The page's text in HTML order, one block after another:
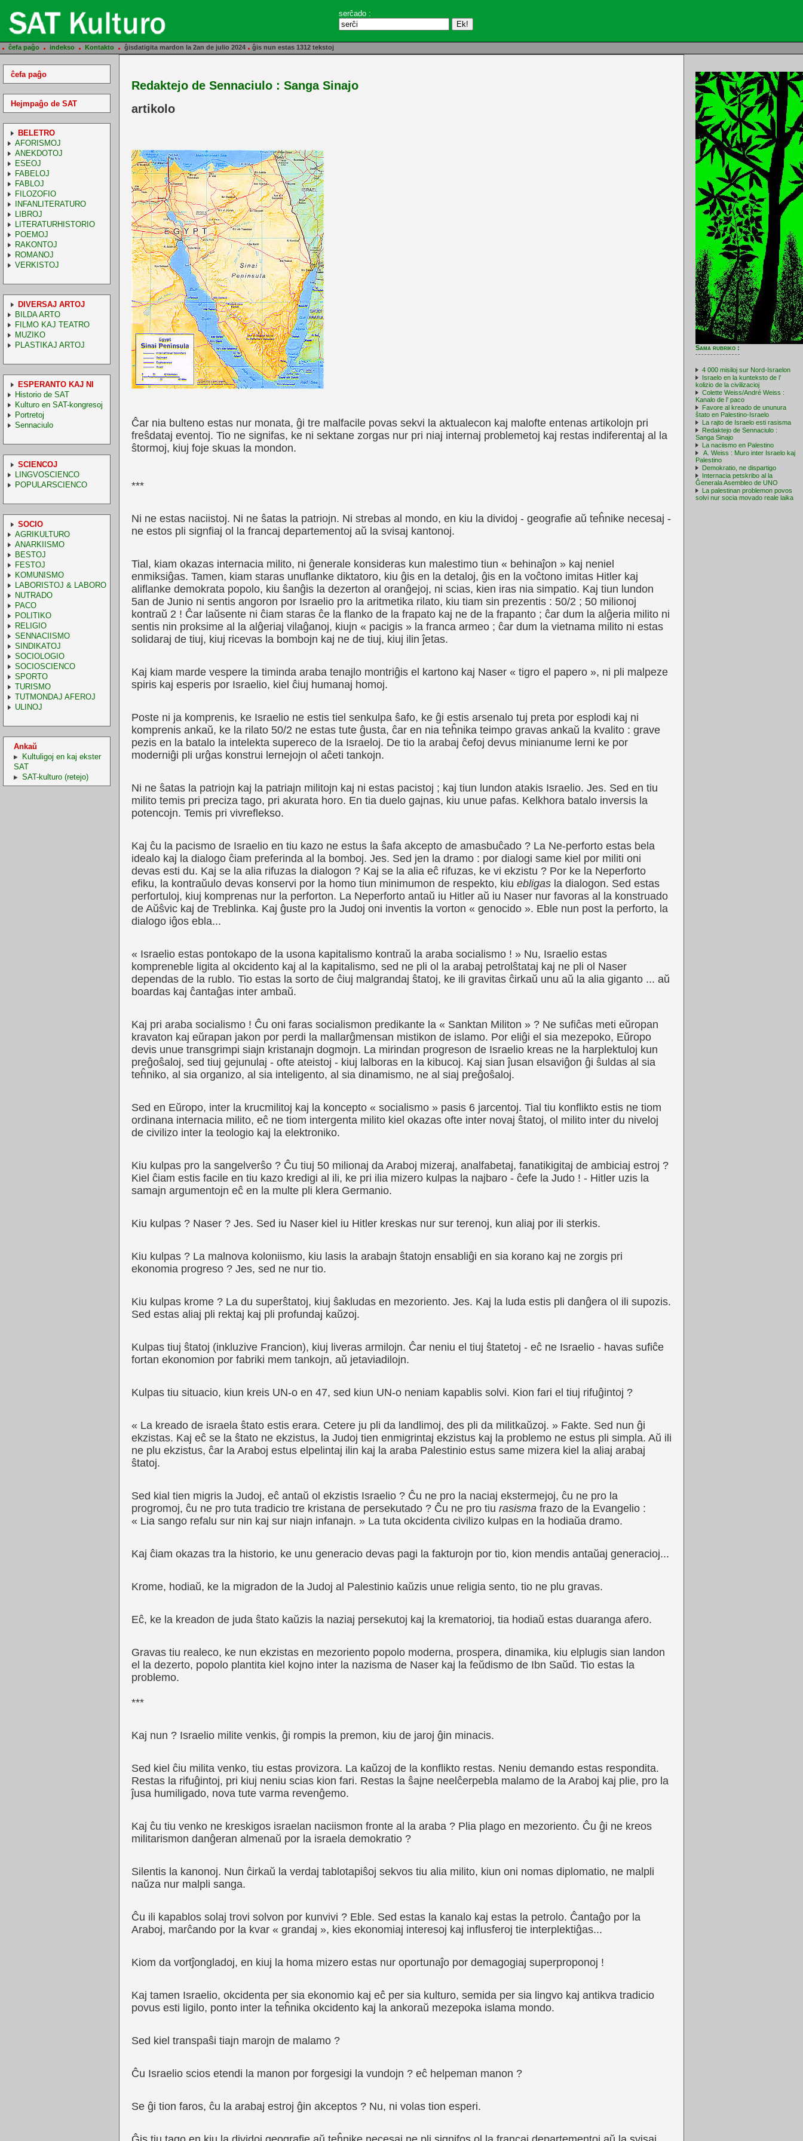
serĉado :
. ĉefa paĝo . indekso . Kontakto . ĝisdatigita mardon la 2an de julio 2024 . ĝis nun estas 1312 tekstoj
ĉefa paĝo
Hejmpaĝo de SAT
BELETRO
AFORISMOJ
ANEKDOTOJ
ESEOJ
FABELOJ
FABLOJ
FILOZOFIO
INFANLITERATURO
LIBROJ
LITERATURHISTORIO
POEMOJ
RAKONTOJ
ROMANOJ
VERKISTOJ
DIVERSAJ ARTOJ
BILDA ARTO
FILMO KAJ TEATRO
MUZIKO
PLASTIKAJ ARTOJ
ESPERANTO KAJ NI
Historio de SAT
Kulturo en SAT-kongresoj
Portretoj
Sennaciulo
SCIENCOJ
LINGVOSCIENCO
POPULARSCIENCO
SOCIO
AGRIKULTURO
ANARKIISMO
BESTOJ
FESTOJ
KOMUNISMO
LABORISTOJ & LABORO
NUTRADO
PACO
POLITIKO
RELIGIO
SENNACIISMO
SINDIKATOJ
SOCIOLOGIO
SOCIOSCIENCO
SPORTO
TURISMO
TUTMONDAJ AFEROJ
ULINOJ
Ankaŭ
Kultuligoj en kaj ekster
SAT
SAT-kulturo (retejo)
Redaktejo de Sennaciulo : Sanga Sinajo
artikolo
Ĉar nia bulteno estas nur monata, ĝi tre malfacile povas sekvi la aktualecon kaj malofte entenas artikolojn pri
freŝdataj eventoj. Tio ne signifas, ke ni sektane zorgas nur pri niaj internaj problemetoj kaj restas indiferentaj al la
ŝtormoj, kiuj foje skuas la mondon.
***
Ni ne estas naciistoj. Ni ne ŝatas la patriojn. Ni strebas al mondo, en kiu la dividoj - geografie aŭ teĥnike necesaj -
ne estos pli signfiaj ol la francaj departementoj aŭ la svisaj kantonoj.
Tial, kiam okazas internacia milito, ni ĝenerale konsideras kun malestimo tiun « behinaĵon » kaj neniel
enmiksiĝas. Tamen, kiam staras unuflanke diktatoro, kiu ĝis en la detaloj, ĝis en la voĉtono imitas Hitler kaj
aliflanke demokrata popolo, kiu ŝanĝis la dezerton al oranĝejoj, ni scias, kien iras nia simpatio. Kaj tiun lundon
5an de Junio ni sentis angoron por Israelio pro la aritmetika rilato, kiu tiam sin prezentis : 50/2 ; 50 milionoj
kontraŭ 2 ! Ĉar laŭsente ni ĉiam staras ĉe la flanko de la frapato kaj ne de la frapanto ; ĉar dum la alĝeria milito ni
sentis nin proksime al la alĝeriaj vilaĝanoj, kiujn « pacigis » la franca armeo ; ĉar dum la vietnama milito ni estas
solidaraj de tiuj, kiuj ricevas la bombojn kaj ne de tiuj, kiuj ilin ĵetas.
Kaj kiam marde vespere la timinda araba tenajlo montriĝis el kartono kaj Naser « tigro el papero », ni pli malpeze
spiris kaj esperis por Israelio, kiel ĉiuj humanaj homoj.
Poste ni ja komprenis, ke Israelio ne estis tiel senkulpa ŝafo, ke ĝi estis arsenalo tuj preta por esplodi kaj ni
komprenis ankaŭ, ke la rilato 50/2 ne estas tute ĝusta, ĉar en nia teĥnika teimpo gravas ankaŭ la kvalito : grave
pezis en la batalo la intelekta supereco de la Israeloj. De tio la arabaj ĉefoj devus minianume lerni ke por
moderniĝi pli urĝas konstrui lernejojn ol aĉeti tankojn.
Ni ne ŝatas la patriojn kaj la patriajn militojn kaj ni estas pacistoj ; kaj tiun lundon atakis Israelio. Jes. Sed en tiu
milito temis pri preciza tago, pri akurata horo. En tia duelo gajnas, kiu unue pafas. Kelkhora batalo inversis la
potencojn. Temis pri vivreflekso.
Kaj ĉu la pacismo de Israelio en tiu kazo ne estus la ŝafa akcepto de amasbuĉado ? La Ne-perforto estas bela
idealo kaj la dialogo ĉiam preferinda al la bomboj. Jes. Sed jen la dramo : por dialogi same kiel por militi oni
devas esti du. Kaj se la alia rifuzas la dialogon ? Kaj se la alia eĉ rifuzas, ke vi ekzistu ? Por ke la Neperforto
efiku, la kontraŭulo devas konservi por la homo tiun minimumon de respekto, kiu ebligas la dialogon. Sed estas
perfortuloj, kiuj komprenas nur la perforton. La Neperforto antaŭ iu Hitler aŭ iu Naser nur favoras al la konstruado
de Aŭŝvic kaj de Treblinka. Kaj ĝuste pro la Judoj oni inventis la vorton « genocido ». Eble nun post la perforto, la
dialogo iĝos ebla...
« Israelio estas pontokapo de la usona kapitalismo kontraŭ la araba socialismo ! » Nu, Israelio estas
kompreneble ligita al okcidento kaj al la kapitalismo, sed ne pli ol la arabaj petrolŝtataj kaj ne pli ol Naser
dependas de la rublo. Tio estas la sorto de ĉiuj malgrandaj ŝtatoj, ke ili gravitas ĉirkaŭ unu aŭ la alia giganto ... aŭ
boardas kaj ĉantaĝas inter ambaŭ.
Kaj pri araba socialismo ! Ĉu oni faras socialismon predikante la « Sank­tan Militon » ? Ne sufiĉas meti eŭropan
kravaton kaj eŭrapan jakon por perdi la mallarĝmensan mistikon de islamo. Por eliĝi el sia mezepoko, Eŭropo
devis unue transgrimpi siajn kristanajn dogmojn. La mirindan progreson de Israelio kreas ne la harplektuloj kun
preĝoŝaloj, sed tiuj gejunulaj - ofte ateistoj - kiuj lalboras en la kibucoj. Kaj sian ĵusan elsaviĝon ĝi ŝuldas al sia
teĥniko, al sia organizo, al sia inteligento, al sia dinamismo, ne al siaj pre­ĝoŝaloj.
Sed en Eŭropo, inter la krucmilitoj kaj la koncepto « socialismo » pasis 6 jarcentoj. Tial tiu konflikto estis ne tiom
ordinana internacia milito, eĉ ne tiom intergenta milito kiel okazas ofte inter novaj ŝtatoj, ol milito inter du niveloj
de civilizo inter la teologio kaj la elektroniko.
Kiu kulpas pro la sangelverŝo ? Ĉu tiuj 50 milionaj da Araboj mizeraj, analfabetaj, fanatikigitaj de ambiciaj estroj ?
Kiel ĉiam estis facile en tiu kazo kredigi al ili, ke pri ilia mizero kulpas la najbaro - ĉefe la Judo ! - Hitler uzis la
samajn argumentojn eĉ en la multe pli klera Germanio.
Kiu kulpas ? Naser ? Jes. Sed iu Naser kiel iu Hitler kreskas nur sur tere­noj, kun aliaj por ili sterkis.
Kiu kulpas ? La malnova koloniismo, kiu lasis la arabajn ŝtatojn ensabliĝi en sia korano kaj ne zorgis pri
ekonomia progreso ? Jes, sed ne nur tio.
Kiu kulpas krome ? La du superŝtatoj, kiuj ŝakludas en mezoriento. Jes. Kaj la luda estis pli danĝera ol ili supozis.
Sed estas aliaj pli rektaj kaj pli profundaj kaŭzoj.
Kulpas tiuj ŝtatoj (inkluzive Francion), kiuj liveras armilojn. Ĉar neniu el tiuj ŝtatetoj - eĉ ne Israelio - havas sufiĉe
fortan ekonomion por fabriki mem tankojn, aŭ jetaviadilojn.
Kulpas tiu situacio, kiun kreis UN-o en 47, sed kiun UN-o neniam kapablis solvi. Kion fari el tiuj rifuĝintoj ?
« La kreado de israela ŝtato estis erara. Cetere ju pli da landlimoj, des pli da militkaŭzoj. » Fakte. Sed nun ĝi
ekzistas. Kaj eĉ se la ŝtato ne ekzistus, la Judoj tien enmigrintaj ekzistus kaj la problemo ne estus pli simpla. Aŭ ili
ne plu ekzistus, ĉar la Araboj estus elpelintaj ilin kaj la araba Palestinio estus same mizera kiel la aliaj arabaj
ŝtatoj.
Sed kial tien migris la Judoj, eĉ antaŭ ol ekzistis Israelio ? Ĉu ne pro la naciaj ekstermejoj, ĉu ne pro la
progromoj, ĉu ne pro tuta tradicio tre kristana de persekutado ? Ĉu ne pro tiu rasisma frazo de la Evangelio :
« Lia sango refalu sur nin kaj sur niajn infanajn. » La tuta okcidenta civilizo kulpas en la hodiaŭa dramo.
Kaj ĉiam okazas tra la historio, ke unu generacio devas pagi la fakturojn por tio, kion mendis antaŭaj generacioj...
Krome, hodiaŭ, ke la migradon de la Judoj al Palestinio kaŭzis unue religia sento, tio ne plu gravas.
Eĉ, ke la kreadon de juda ŝtato kaŭzis la naziaj persekutoj kaj la krematorioj, tia hodiaŭ estas duaranga afero.
Gravas tiu realeco, ke nun ekzistas en mezoriento popolo moderna, prospera, dinamika, kiu elplugis sian landon
el la dezerto, popolo plantita kiel kojno inter la nazisma de Naser kaj la feŭdismo de Ibn Saŭd. Tio estas la
problemo.
***
Kaj nun ? Israelio milite venkis, ĝi rompis la premon, kiu de jaroj ĝin minacis.
Sed kiel ĉiu milita venko, tiu estas provizora. La kaŭzoj de la konflikto restas. Neniu demando estas respondita.
Restas la rifuĝintoj, pri kiuj neniu scias kion fari. Restas la ŝajne neelĉerpebla malamo de la Araboj kaj plie, pro la
ĵusa humiligado, nova tute varma revenĝemo.
Kaj ĉu tiu venko ne kreskigos israelan naciismon fronte al la araba ? Plia plago en mezoriento. Ĉu ĝi ne kreos
militarismon danĝeran almenaŭ por la israela demokratio ?
Silentis la kanonoj. Nun ĉirkaŭ la verdaj tablotapiŝoj sekvos tiu alia milito, kiun oni nomas diplomatio, ne malpli
naŭza nur malpli sanga.
Ĉu ili kapablos solaj trovi solvon por kunvivi ? Eble. Sed estas la kanalo kaj estas la petrolo. Ĉantaĝo por la
Araboj, marĉando por la kvar « grandaj », kies ekonomiaj interesoj kaj influsferoj tie interplektiĝas...
Kiom da vortĵongladoj, en kiuj la homa mizero estas nur oportunaĵo por demagogiaj superproponoj !
Kaj tamen Israelio, okcidenta per sia ekonomio kaj eĉ per sia kulturo, semida per sia lingvo kaj antikva tradicio
povus esti ligilo, ponto inter la teĥnika okcidento kaj la ankoraŭ mezepoka islama mondo.
Sed kiel transpaŝi tiajn marojn de malamo ?
Ĉu Israelio scios etendi la manon por forgesigi la vundojn ? eĉ helpeman manon ?
Se ĝi tion faros, ĉu la arabaj estroj ĝin akceptos ? Nu, ni volas tion esperi.
Sama rubriko :
4 000 misiloj sur Nord-Israelon
Israelo en la kunteksto de l’
kolizio de la civilizacioj
Colette Weiss/André Weiss :
Kanalo de l’ paco
Favore al kreado de ununura
ŝtato en Palestino-Israelo
La rajto de Israelo esti rasisma
Redaktejo de Sennaciulo :
Sanga Sinajo
La naciismo en Palestino
A. Weiss : Muro inter Israelo kaj
Palestino
Demokratio, ne dispartigo
Internacia petskribo al la
Ĝenerala Asembleo de UNO
La palestinan problemon povos
solvi nur socia movado reale laika